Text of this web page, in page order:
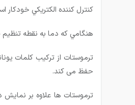
كنترل كننده الكتريكي
هنگامي كه دما به نقطه تنظيم برسد، ترموستات مدار برقي
حفظ می کند.
ترموستات ها علاوه بر نمایش